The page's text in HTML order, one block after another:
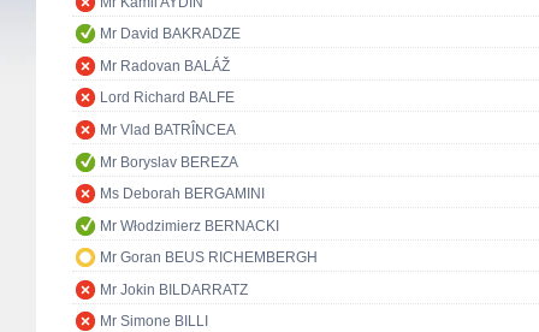
Mr David BAKRADZE
Mr Radovan BALÁŽ
Lord Richard BALFE
Mr Vlad BATRÎNCEA
Mr Boryslav BEREZA
Ms Deborah BERGAMINI
Mr Włodzimierz BERNACKI
Mr Goran BEUS RICHEMBERGH
Mr Jokin BILDARRATZ
Mr Simone BILLI